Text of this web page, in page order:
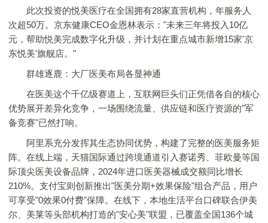
此次投资的悦美医疗在全国拥有28家直营机构，年服务人
次超50万。京东健康CEO金恩林表示："未来三年将投入10亿
元，帮助悦美完成数字化升级，并计划在重点城市新增15家'京
东悦美'旗舰店。"
群雄逐鹿：大厂医美布局各显神通
在医美这个千亿级赛道上，互联网巨头们正凭借各自的核心
优势展开差异化竞争，一场围绕流量、供应链和医疗资源的"军
备竞赛"已然打响。
阿里系充分发挥其生态协同优势，构建了完整的医美服务矩
阵。在线上端，天猫国际通过跨境通道引入赛诺秀、菲欧曼等国
际顶尖医美设备品牌，2024年进口医美器械成交额同比增长
210%。支付宝则创新推出"医美分期+效果保险"组合产品，用户
可享受"0效果0付费"保障。在线下，本地生活平台口碑联合伊美
尔、美莱等头部机构打造的"安心美"联盟，已覆盖全国136个城